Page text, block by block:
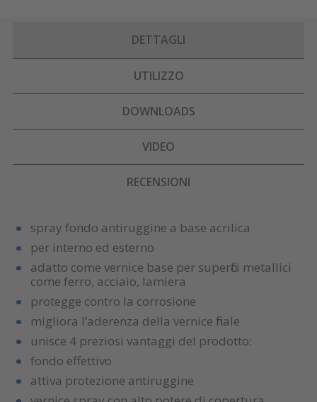
DETTAGLI
UTILIZZO
DOWNLOADS
VIDEO
RECENSIONI
spray fondo antiruggine a base acrilica
per interno ed esterno
adatto come vernice base per superfici metallici
come ferro, acciaio, lamiera
protegge contro la corrosione
migliora l’aderenza della vernice finale
unisce 4 preziosi vantaggi del prodotto:
fondo effettivo
attiva protezione antiruggine